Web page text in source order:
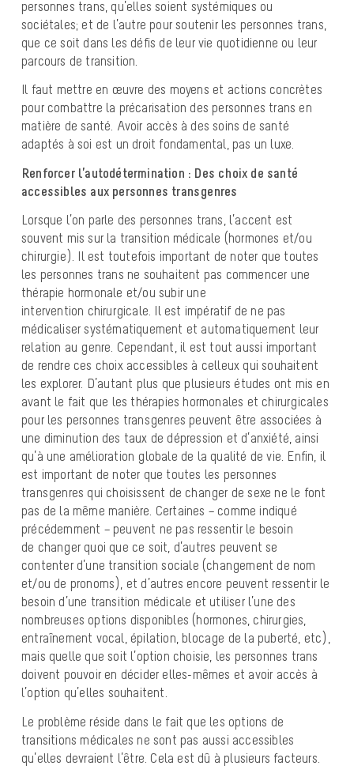
personnes trans, qu’elles soient systémiques ou
sociétales; et de l’autre pour soutenir les personnes trans,
que ce soit dans les défis de leur vie quotidienne ou leur
parcours de transition.
Il faut mettre en œuvre des moyens et actions concrètes
pour combattre la précarisation des personnes trans en
matière de santé. Avoir accès à des soins de santé
adaptés à soi est un droit fondamental, pas un luxe.
Renforcer l’autodétermination : Des choix de santé
accessibles aux personnes transgenres
Lorsque l’on parle des personnes trans, l’accent est
souvent mis sur la transition médicale (hormones et/ou
chirurgie). Il est toutefois important de noter que toutes
les personnes trans ne souhaitent pas commencer une
thérapie hormonale et/ou subir une
intervention chirurgicale. Il est impératif de ne pas
médicaliser systématiquement et automatiquement leur
relation au genre. Cependant, il est tout aussi important
de rendre ces choix accessibles à celleux qui souhaitent
les explorer. D’autant plus que plusieurs études ont mis en
avant le fait que les thérapies hormonales et chirurgicales
pour les personnes transgenres peuvent être associées à
une diminution des taux de dépression et d’anxiété, ainsi
qu’à une amélioration globale de la qualité de vie. Enfin, il
est important de noter que toutes les personnes
transgenres qui choisissent de changer de sexe ne le font
pas de la même manière. Certaines – comme indiqué
précédemment – peuvent ne pas ressentir le besoin
de changer quoi que ce soit, d’autres peuvent se
contenter d’une transition sociale (changement de nom
et/ou de pronoms), et d’autres encore peuvent ressentir le
besoin d’une transition médicale et utiliser l’une des
nombreuses options disponibles (hormones, chirurgies,
entraînement vocal, épilation, blocage de la puberté, etc),
mais quelle que soit l’option choisie, les personnes trans
doivent pouvoir en décider elles-mêmes et avoir accès à
l’option qu’elles souhaitent.
Le problème réside dans le fait que les options de
transitions médicales ne sont pas aussi accessibles
qu’elles devraient l’être. Cela est dû à plusieurs facteurs.